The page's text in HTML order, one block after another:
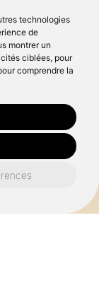
technologies
de
montrer un
ciblées, pour
comprendre la